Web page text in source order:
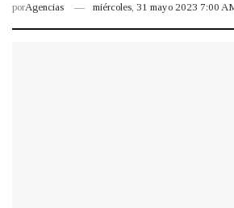
porAgencias miércoles, 31 mayo 2023 7:00